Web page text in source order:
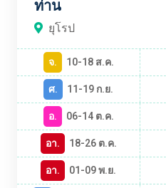
ท่าน
ยุโรป
จ. 10-18 ส.ค.
ศ.
11-19 ก.ย.
อ.
06-14 ต.ค.
อา.
18-26 ต.ค.
อา.
01-09 พ.ย.